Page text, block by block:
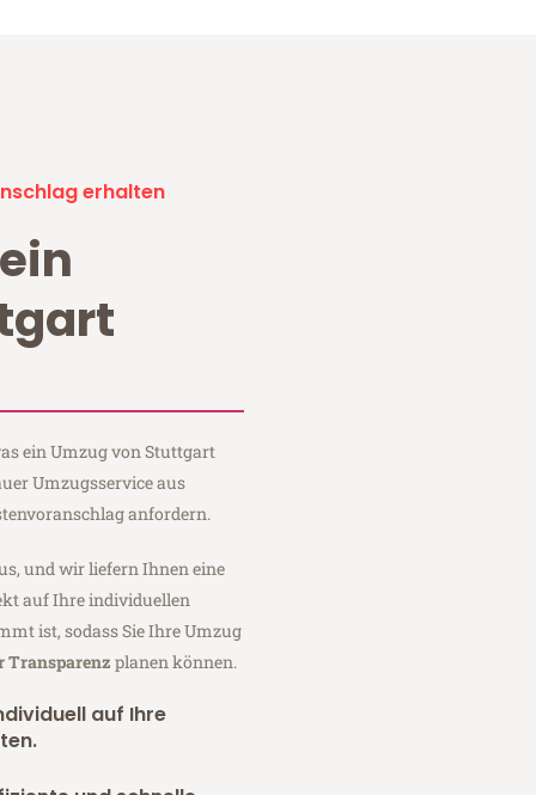
erhalten
ein Umzug von Stuttgart
Umzugsservice aus
anfordern.
und wir liefern Ihnen eine
auf Ihre individuellen
ist, sodass Sie Ihre Umzug
Transparenz planen können.
auf Ihre